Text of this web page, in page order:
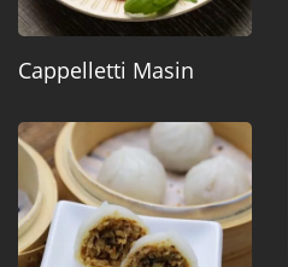
Cappelletti Masin